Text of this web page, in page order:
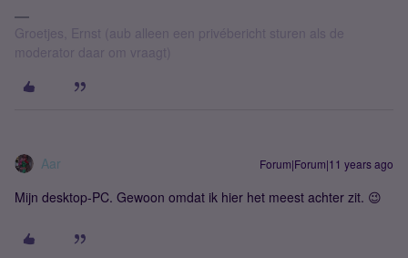
Groetjes, Ernst (aub alleen een privébericht sturen als de
moderator daar om vraagt)
Aar Forum|Forum|11 years ago
Mijn desktop-PC. Gewoon omdat ik hier het meest achter zit. 😉